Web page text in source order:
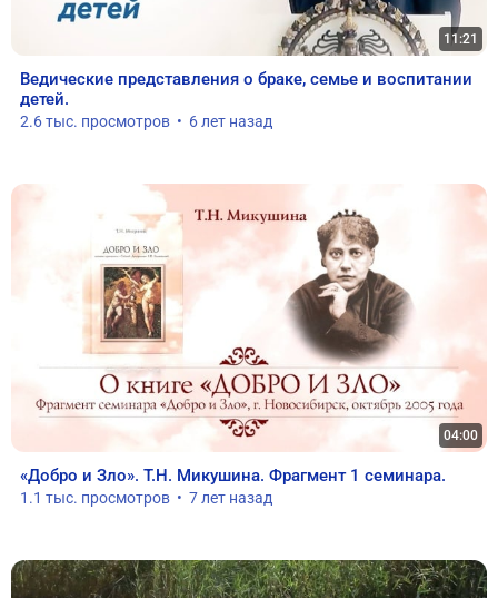
11:21
Ведические представления о браке, семье и воспитании
детей.
2.6 тыс. просмотров  •  6 лет назад
04:00
«Добро и Зло». Т.Н. Микушина. Фрагмент 1 семинара.
1.1 тыс. просмотров  •  7 лет назад